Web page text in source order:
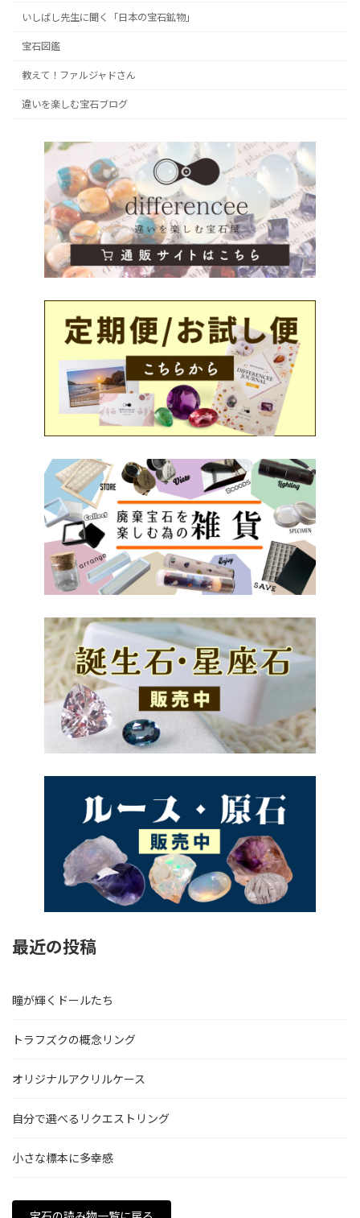
いしばし先生に聞く「日本の宝石鉱物」
宝石図鑑
教えて！ファルジャドさん
違いを楽しむ宝石ブログ
最近の投稿
瞳が輝くドールたち
トラフズクの概念リング
オリジナルアクリルケース
自分で選べるリクエストリング
小さな標本に多幸感